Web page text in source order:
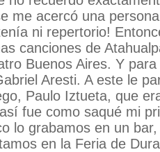
me acercó una
ni repertorio!
canciones de
Buenos Aires. Y
Aresti. A este le
Paulo Iztueta, que
fue como saqué mi
lo grabamos en un
en la Feria de